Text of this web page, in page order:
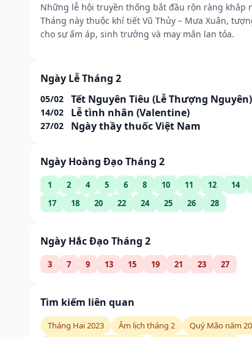
Những lễ hội truyền thống bắt đầu rộn ràng khắp
Tháng này thuộc khí tiết Vũ Thủy – Mưa Xuân,
cho sự ấm áp, sinh trưởng và may mắn lan tỏa.
Ngày Lễ Tháng 2
05/02 Tết Nguyên Tiêu (Lễ Thượng Nguyên)
14/02 Lễ tình nhân (Valentine)
27/02 Ngày thầy thuốc Việt Nam
Ngày Hoàng Đạo Tháng 2
1 2 4 5 6 8 10 11 12 14
17
18 20 22 24 25 26 28
Ngày Hắc Đạo Tháng 2
3 7 9 13 15 19 21 23 27
Tìm kiếm liên quan
Tháng Hai 2023 Âm lịch tháng 2
Quý Mão năm